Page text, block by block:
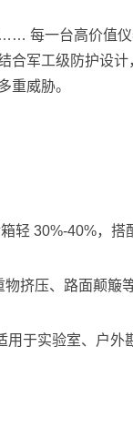
每一台高价值
合军工级防护设
重威胁。
轻 30%-40%，搭
挤压、路面颠簸
于实验室、户外